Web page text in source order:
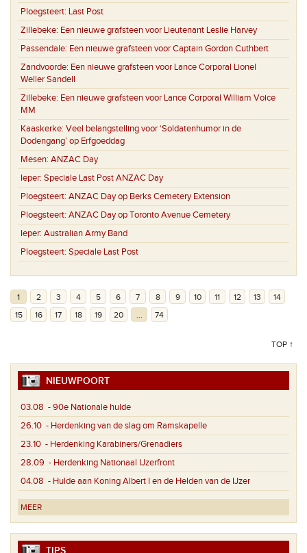
Ploegsteert: Last Post
Zillebeke: Een nieuwe grafsteen voor Lieutenant Leslie Harvey
Passendale: Een nieuwe grafsteen voor Captain Gordon Cuthbert
Zandvoorde: Een nieuwe grafsteen voor Lance Corporal Lionel
Weller Sandell
Zillebeke: Een nieuwe grafsteen voor Lance Corporal William Voice
MM
Kaaskerke: Veel belangstelling voor ‘Soldatenhumor in de
Dodengang’ op Erfgoeddag
Mesen: ANZAC Day
Ieper: Speciale Last Post ANZAC Day
Ploegsteert: ANZAC Day op Berks Cemetery Extension
Ploegsteert: ANZAC Day op Toronto Avenue Cemetery
Ieper: Australian Army Band
Ploegsteert: Speciale Last Post
1 2 3 4 5 6 7 8 9 10 11 12 13
14
15
16 17 18 19 20 ... 74
TOP ↑
NIEUWPOORT
03.08 - 90e Nationale hulde
26.10 - Herdenking van de slag om Ramskapelle
23.10 - Herdenking Karabiners/Grenadiers
28.09 - Herdenking Nationaal IJzerfront
04.08 - Hulde aan Koning Albert I en de Helden van de IJzer
MEER